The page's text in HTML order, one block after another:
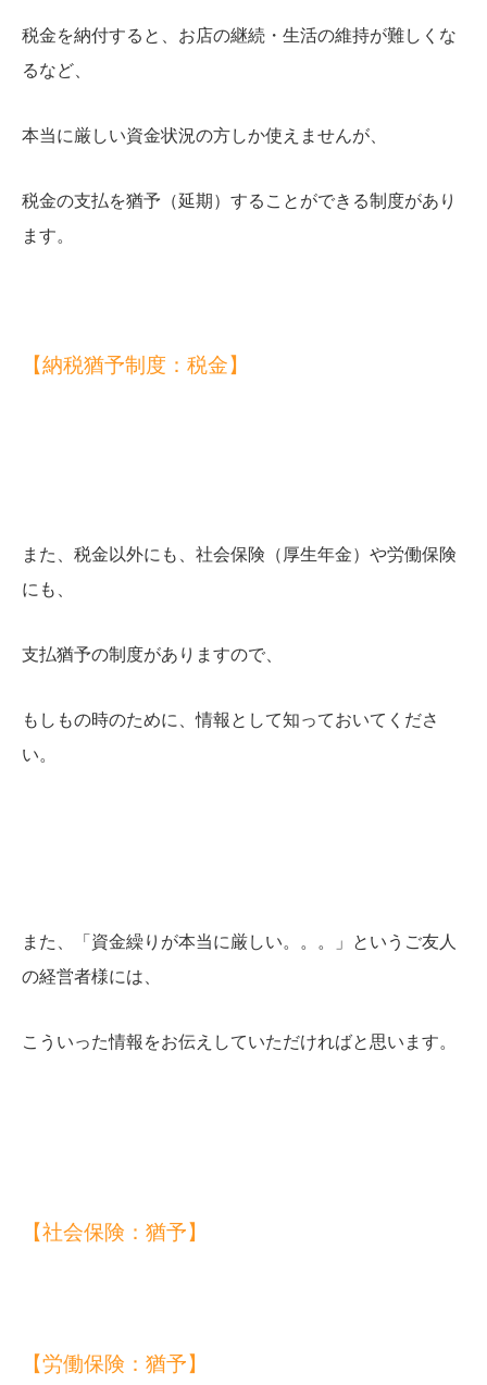
税金を納付すると、お店の継続・生活の維持が難しくな
るなど、
本当に厳しい資金状況の方しか使えませんが、
税金の支払を猶予（延期）することができる制度があり
ます。
【納税猶予制度：税金】
また、税金以外にも、社会保険（厚生年金）や労働保険
にも、
支払猶予の制度がありますので、
もしもの時のために、情報として知っておいてくださ
い。
また、「資金繰りが本当に厳しい。。。」というご友人
の経営者様には、
こういった情報をお伝えしていただければと思います。
【社会保険：猶予】
【労働保険：猶予】